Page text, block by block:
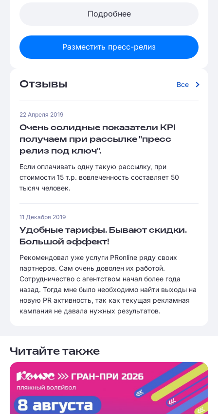
Подробнее
Разместить пресс-релиз
Отзывы Все
22 Апреля 2019
Очень солидные показатели KPI
получаем при рассылке "пресс
релиз под ключ".
Если оплачивать одну такую рассылку, при
стоимости 15 т.р. вовлеченность составляет 50
тысяч человек.
11 Декабря 2019
Удобные тарифы. Бывают скидки.
Большой эффект!
Рекомендовал уже услуги PRonline ряду своих
партнеров. Сам очень доволен их работой.
Сотрудничество с агентством начал более года
назад. Тогда мне было необходимо найти выходы на
новую PR активность, так как текущая рекламная
кампания не давала нужных результатов.
Читайте также